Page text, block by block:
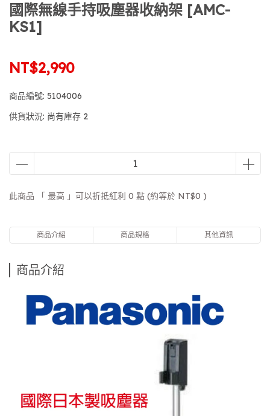
國際無線手持吸塵器收納架 [AMC-
KS1]
NT$2,990
商品編號: 5104006
供貨狀況: 尚有庫存 2
此商品 「 最高 」可以折抵紅利 0 點 (約等於 NT$0 )
商品介紹 商品規格 其他資訊
商品介紹